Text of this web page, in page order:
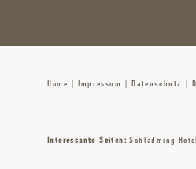
Home Impressum Datenschutz
Interessante Seiten: Schladming